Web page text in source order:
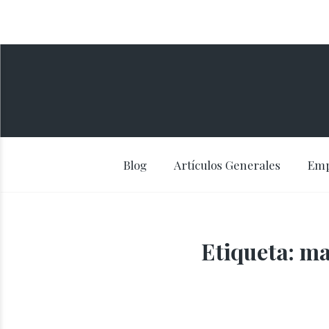
Blog Artículos Generales
Etiqueta: